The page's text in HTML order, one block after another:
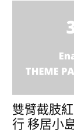
雙臂截肢
行 移居小